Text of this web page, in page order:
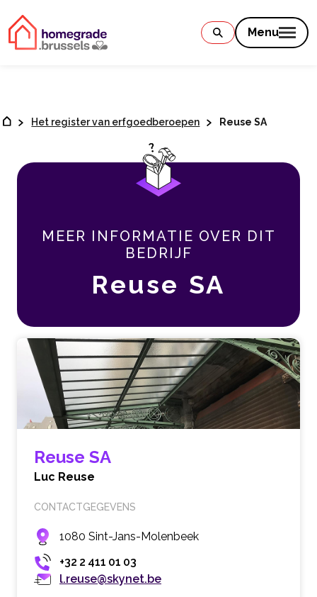
Menu
Het register van erfgoedberoepen Reuse SA
MEER INFORMATIE OVER DIT
BEDRIJF
Reuse SA
Reuse SA
Luc Reuse
CONTACTGEGEVENS
1080 Sint-Jans-Molenbeek
+32 2 411 01 03
l.reuse@skynet.be